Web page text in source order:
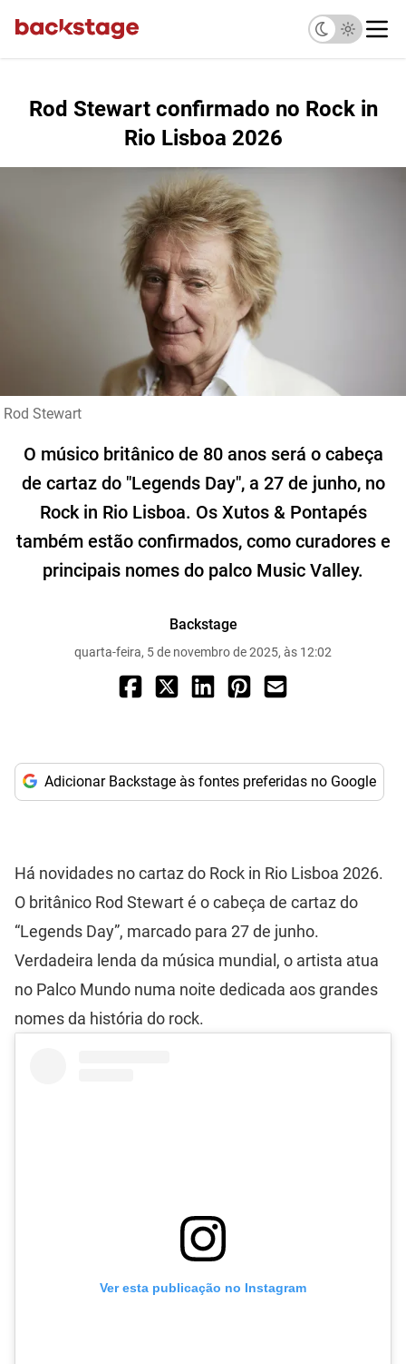
Rod Stewart confirmado no Rock in
Rio Lisboa 2026
Rod Stewart
O músico britânico de 80 anos será o cabeça
de cartaz do "Legends Day", a 27 de junho, no
Rock in Rio Lisboa. Os Xutos & Pontapés
também estão confirmados, como curadores e
principais nomes do palco Music Valley.
Backstage
quarta-feira, 5 de novembro de 2025, às 12:02
Adicionar Backstage às fontes preferidas no Google
Há novidades no cartaz do Rock in Rio Lisboa 2026.
O britânico Rod Stewart é o cabeça de cartaz do
“Legends Day”, marcado para 27 de junho.
Verdadeira lenda da música mundial, o artista atua
no Palco Mundo numa noite dedicada aos grandes
nomes da história do rock.
Ver esta publicação no Instagram